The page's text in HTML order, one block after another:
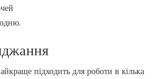
підходить для роботи в кілька